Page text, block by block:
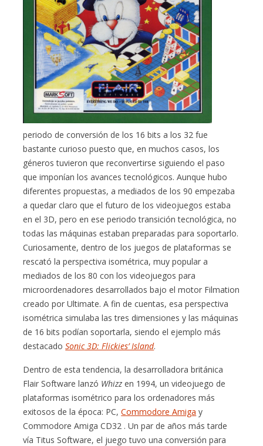
periodo de conversión de los 16 bits a los 32 fue
bastante curioso puesto que, en muchos casos, los
géneros tuvieron que reconvertirse siguiendo el paso
que imponían los avances tecnológicos. Aunque hubo
diferentes propuestas, a mediados de los 90 empezaba
a quedar claro que el futuro de los videojuegos estaba
en el 3D, pero en ese periodo transición tecnológica, no
todas las máquinas estaban preparadas para soportarlo.
Curiosamente, dentro de los juegos de plataformas se
rescató la perspectiva isométrica, muy popular a
mediados de los 80 con los videojuegos para
microordenadores desarrollados bajo el motor Filmation
creado por Ultimate. A fin de cuentas, esa perspectiva
isométrica simulaba las tres dimensiones y las máquinas
de 16 bits podían soportarla, siendo el ejemplo más
destacadoSonic 3D: Flickies’ Island.
Dentro de esta tendencia, la desarrolladora británica
Flair Software lanzó Whizz en 1994, un videojuego de
plataformas isométrico para los ordenadores más
exitosos de la época: PC,Commodore Amiga y
Commodore Amiga CD32 . Un par de años más tarde
vía Titus Software, el juego tuvo una conversión para